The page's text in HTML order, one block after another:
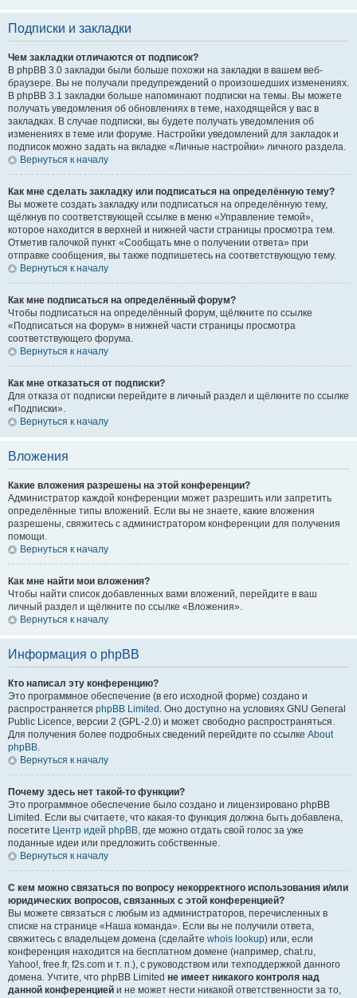
Подписки и закладки
Чем закладки отличаются от подписок?
В phpBB 3.0 закладки были больше похожи на закладки в вашем веб-
браузере. Вы не получали предупреждений о произошедших изменениях.
В phpBB 3.1 закладки больше напоминают подписки на темы. Вы можете
получать уведомления об обновлениях в теме, находящейся у вас в
закладках. В случае подписки, вы будете получать уведомления об
изменениях в теме или форуме. Настройки уведомлений для закладок и
подписок можно задать на вкладке «Личные настройки» личного раздела.
Вернуться к началу
Как мне сделать закладку или подписаться на определённую тему?
Вы можете создать закладку или подписаться на определённую тему,
щёлкнув по соответствующей ссылке в меню «Управление темой»,
которое находится в верхней и нижней части страницы просмотра тем.
Отметив галочкой пункт «Сообщать мне о получении ответа» при
отправке сообщения, вы также подпишетесь на соответствующую тему.
Вернуться к началу
Как мне подписаться на определённый форум?
Чтобы подписаться на определённый форум, щёлкните по ссылке
«Подписаться на форум» в нижней части страницы просмотра
соответствующего форума.
Вернуться к началу
Как мне отказаться от подписки?
Для отказа от подписки перейдите в личный раздел и щёлкните по ссылке
«Подписки».
Вернуться к началу
Вложения
Какие вложения разрешены на этой конференции?
Администратор каждой конференции может разрешить или запретить
определённые типы вложений. Если вы не знаете, какие вложения
разрешены, свяжитесь с администратором конференции для получения
помощи.
Вернуться к началу
Как мне найти мои вложения?
Чтобы найти список добавленных вами вложений, перейдите в ваш
личный раздел и щёлкните по ссылке «Вложения».
Вернуться к началу
Информация о phpBB
Кто написал эту конференцию?
Это программное обеспечение (в его исходной форме) создано и
распространяется phpBB Limited . Оно доступно на условиях GNU General
Public Licence, версии 2 (GPL-2.0) и может свободно распространяться.
Для получения более подробных сведений перейдите по ссылке About
phpBB.
Вернуться к началу
Почему здесь нет такой-то функции?
Это программное обеспечение было создано и лицензировано phpBB
Limited. Если вы считаете, что какая-то функция должна быть добавлена,
посетите Центр идей phpBB, где можно отдать свой голос за уже
поданные идеи или предложить собственные.
Вернуться к началу
С кем можно связаться по вопросу некорректного использования и/или
юридических вопросов, связанных с этой конференцией?
Вы можете связаться с любым из администраторов, перечисленных в
списке на странице «Наша команда». Если вы не получили ответа,
свяжитесь с владельцем домена (сделайте whois lookup) или, если
конференция находится на бесплатном домене (например, chat.ru,
Yahoo!, free.fr, f2s.com и т. п.), с руководством или техподдержкой данного
домена. Учтите, что phpBB Limited не имеет никакого контроля над
данной конференцией и не может нести никакой ответственности за то,